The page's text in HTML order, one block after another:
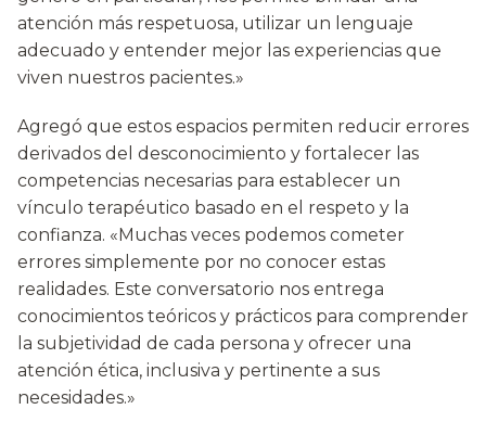
atención más respetuosa, utilizar un lenguaje
adecuado y entender mejor las experiencias que
viven nuestros pacientes.»
Agregó que estos espacios permiten reducir errores
derivados del desconocimiento y fortalecer las
competencias necesarias para establecer un
vínculo terapéutico basado en el respeto y la
confianza. «Muchas veces podemos cometer
errores simplemente por no conocer estas
realidades. Este conversatorio nos entrega
conocimientos teóricos y prácticos para comprender
la subjetividad de cada persona y ofrecer una
atención ética, inclusiva y pertinente a sus
necesidades.»